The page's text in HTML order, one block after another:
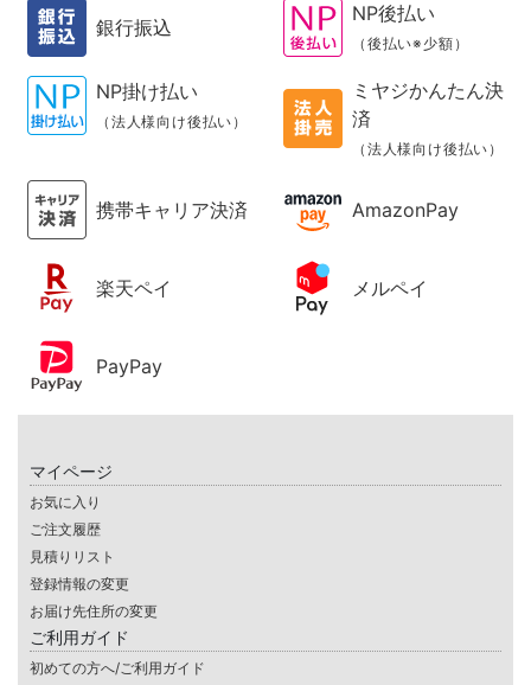
銀行振込
NP後払い
（後払い※少額）
NP掛け払い
（法人様向け後払い）
ミヤジかんたん決
済
（法人様向け後払い）
携帯キャリア決済 AmazonPay
楽天ペイ メルペイ
PayPay
マイページ
お気に入り
ご注文履歴
見積りリスト
登録情報の変更
お届け先住所の変更
ご利用ガイド
初めての方へ/ご利用ガイド